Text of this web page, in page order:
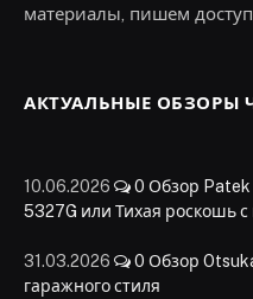
материалы, пишем
АКТУАЛЬНЫЕ ОБЗОРЫ
10.06.2026 0 Обзор Patek
5327G или Тихая роскошь
31.03.2026 0 Обзор
гаражного стиля